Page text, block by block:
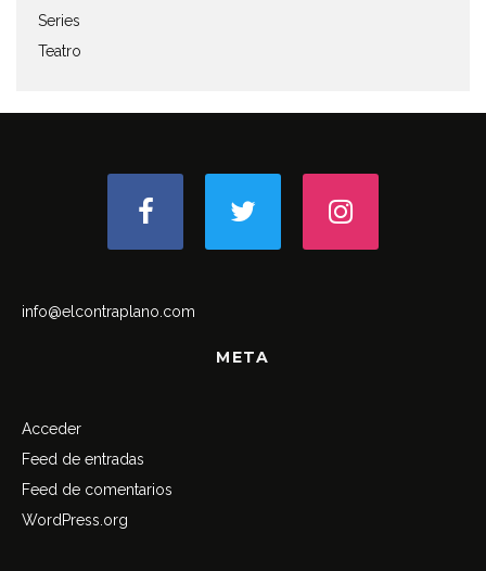
Series
Teatro
info@elcontraplano.com
META
Acceder
Feed de entradas
Feed de comentarios
WordPress.org